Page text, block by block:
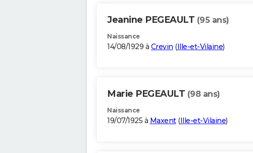
Jeanine PEGEAULT (95 ans)
Naissance
14/08/1929 à Crevin (Ille-et-Vilaine)
Marie PEGEAULT (98 ans)
Naissance
19/07/1925 à Maxent(Ille-et-Vilaine)